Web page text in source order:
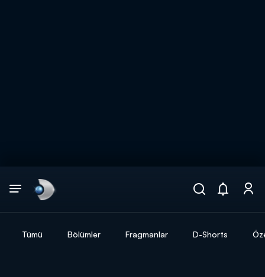
Tümü Bölümler Fragmanlar D-Shorts